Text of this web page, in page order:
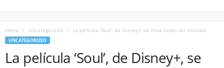
Home Uncategorized La película ‘Soul’, de Disney+, se lleva todas las miradas.
UNCATEGORIZED
La película ‘Soul’, de Disney+, se